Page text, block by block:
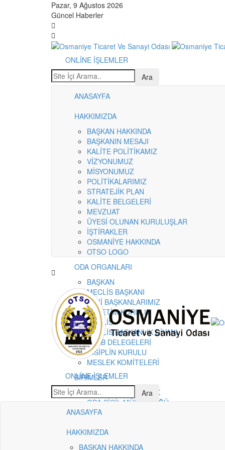
Pazar, 9 Ağustos 2026
Güncel Haberler
ONLİNE İŞLEMLER
ANASAYFA
HAKKIMIZDA
BAŞKAN HAKKINDA
BAŞKANIN MESAJI
KALİTE POLİTİKAMIZ
VİZYONUMUZ
MİSYONUMUZ
POLİTİKALARIMIZ
STRATEJİK PLAN
KALİTE BELGELERİ
MEVZUAT
ÜYESİ OLUNAN KURULUŞLAR
İŞTİRAKLER
OSMANİYE HAKKINDA
OTSO LOGO
ODA ORGANLARI
BAŞKAN
MECLİS BAŞKANI
ESKİ BAŞKANLARIMIZ
YÖNETİM KURULU
MECLİS
MECLİS BAŞKANLIK DİVANI
TOBB DELEGELERİ
DİSİPLİN KURULU
MESLEK KOMİTELERİ
BİRİMLER
GENEL SEKRETERLİK
ODA SİCİL MÜDÜRLÜĞÜ
TİCARET SİCİL MÜDÜRLÜĞÜ
SANAYİ ŞUBE MÜDÜRLÜĞÜ
DIŞ TİCARET
ONLİNE İŞLEMLER
ANASAYFA
HAKKIMIZDA
BAŞKAN HAKKINDA